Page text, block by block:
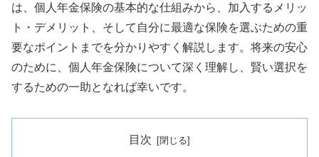
は、個人年金保険の基本的な仕組みから、加入するメリッ
ト・デメリット、そして自分に最適な保険を選ぶための重
要なポイントまでを分かりやすく解説します。将来の安心
のために、個人年金保険について深く理解し、賢い選択を
するための一助となれば幸いです。
目次